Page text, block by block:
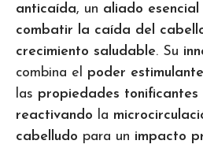
anticaída, un aliado esencial
combatir la caída del
crecimiento saludable. Su
combina el poder estimulante
las propiedades tonificantes
reactivando la
cabelludo para un impacto